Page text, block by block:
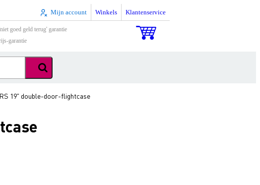
Mijn account Winkels Klantenservice
goed geld terug' garantie
garantie
19" double-door-flightcase